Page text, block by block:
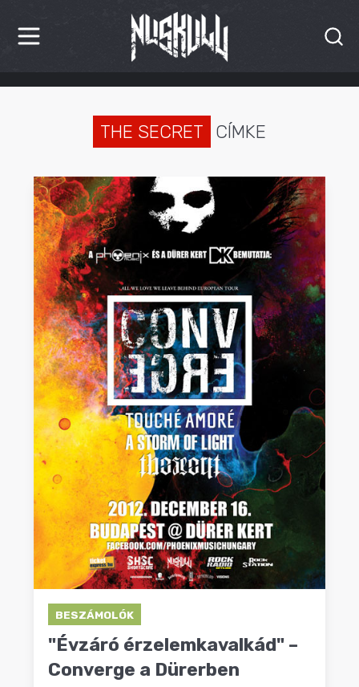
HÍREK
INTERJÚK
PREMIEREK
KULT
MÁSVILÁG
BLOG
THE SECRET CÍMKE
BESZÁMOLÓK
"Évzáró érzelemkavalkád" –
Converge a Dürerben